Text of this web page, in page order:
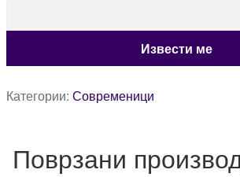
Категории: Современици
Поврзани